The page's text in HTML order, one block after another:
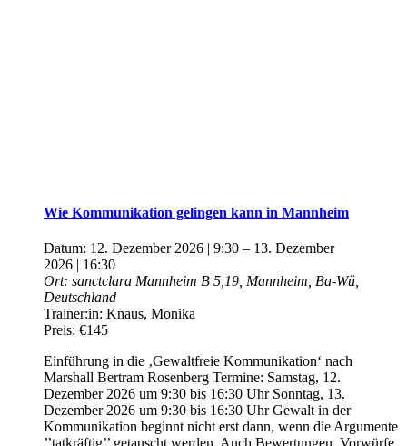
Wie Kommunikation gelingen kann in Mannheim
Datum: 12. Dezember 2026 | 9:30 – 13. Dezember
2026 | 16:30
Ort: sanctclara Mannheim B 5,19, Mannheim, Ba-Wü,
Deutschland
Trainer:in: Knaus, Monika
Preis: €145
Einführung in die ‚Gewaltfreie Kommunikation‘ nach
Marshall Bertram Rosenberg Termine: Samstag, 12.
Dezember 2026 um 9:30 bis 16:30 Uhr Sonntag, 13.
Dezember 2026 um 9:30 bis 16:30 Uhr Gewalt in der
Kommunikation beginnt nicht erst dann, wenn die Argumente